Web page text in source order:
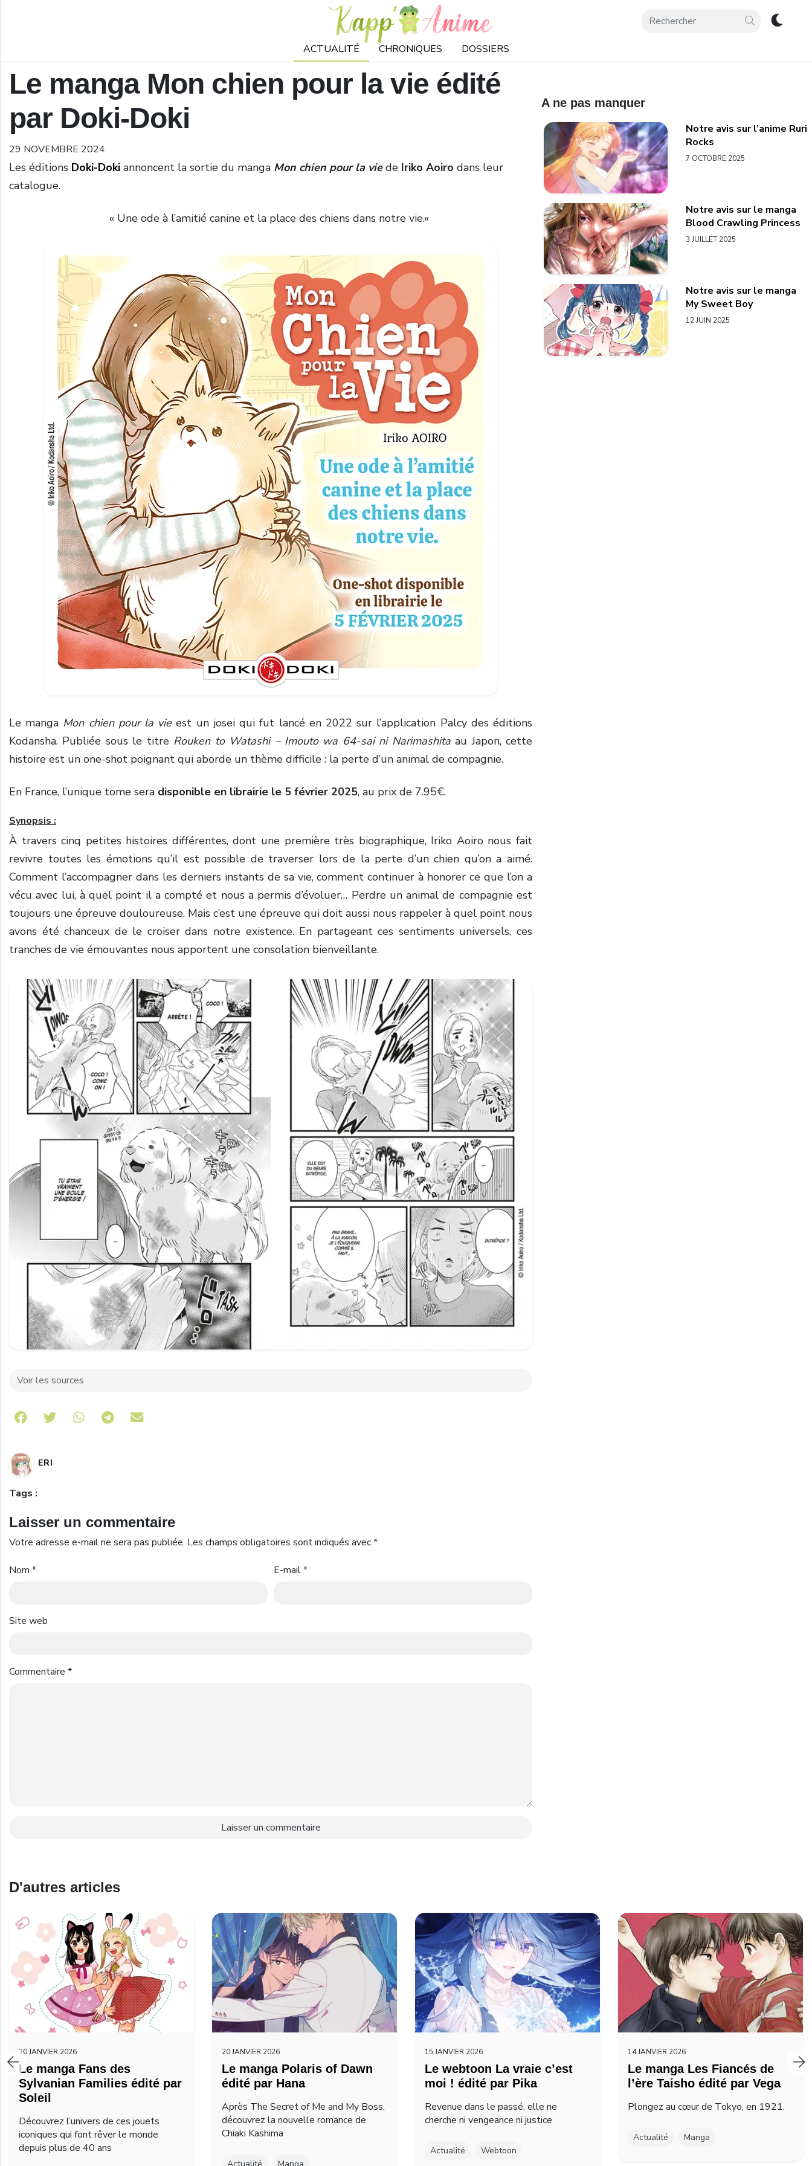
ACTUALITÉ CHRONIQUES DOSSIERS
Le manga Mon chien pour la vie édité
par Doki-Doki
29 NOVEMBRE 2024
Les éditions Doki-Doki annoncent la sortie du manga Mon chien pour la viede Iriko Aoiro dans leur
catalogue.
« Une ode à l’amitié canine et la place des chiens dans notre vie.«
Le manga Mon chien pour la vieest un josei qui fut lancé en 2022 sur l’application Palcy des éditions
Kodansha. Publiée sous le titre Rouken to Watashi – Imouto wa 64-sai ni Narimashitaau Japon, cette
histoire est un one-shot poignant qui aborde un thème difficile : la perte d’un animal de compagnie.
En France, l’unique tome sera disponible en librairie le 5 février 2025, au prix de 7.95€.
Synopsis :
À travers cinq petites histoires différentes, dont une première très biographique, Iriko Aoiro nous fait
revivre toutes les émotions qu’il est possible de traverser lors de la perte d’un chien qu’on a aimé.
Comment l’accompagner dans les derniers instants de sa vie, comment continuer à honorer ce que l’on a
vécu avec lui, à quel point il a compté et nous a permis d’évoluer… Perdre un animal de compagnie est
toujours une épreuve douloureuse. Mais c’est une épreuve qui doit aussi nous rappeler à quel point nous
avons été chanceux de le croiser dans notre existence. En partageant ces sentiments universels, ces
tranches de vie émouvantes nous apportent une consolation bienveillante.
Voir les sources
Share on Telegram
ERI
Tags :
Laisser un commentaire
Votre adresse e-mail ne sera pas publiée. Les champs obligatoires sont indiqués avec*
Nom * E-mail*
Site web
Commentaire *
A ne pas manquer
Notre avis sur l’anime Ruri
Rocks
7 OCTOBRE 2025
Notre avis sur le manga
Blood Crawling Princess
3 JUILLET 2025
Notre avis sur le manga
My Sweet Boy
12 JUIN 2025
D'autres articles
20 JANVIER 2026
Le manga Fans des
Sylvanian Families édité par
Soleil
Découvrez l’univers de ces jouets
iconiques qui font rêver le monde
depuis plus de 40 ans
20 JANVIER 2026
Le manga Polaris of Dawn
édité par Hana
Après The Secret of Me and My Boss,
découvrez la nouvelle romance de
Chiaki Kashima
Actualité Manga
15 JANVIER 2026
Le webtoon La vraie c’est
moi ! édité par Pika
Revenue dans le passé, elle ne
cherche ni vengeance ni justice
Actualité Webtoon
14 JANVIER 2026
Le manga Les Fiancés de
l’ère Taisho édité par Vega
Plongez au cœur de Tokyo, en 1921.
Actualité Manga